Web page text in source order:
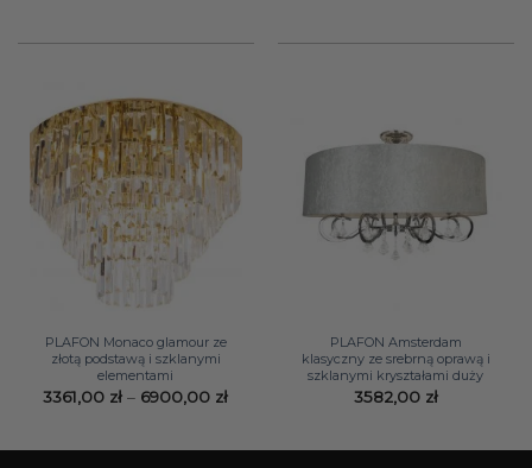
PLAFON Monaco glamour ze
złotą podstawą i szklanymi
elementami
3361,00 zł – 6900,00 złZakres
do
PLAFON Amsterdam
klasyczny ze srebrną oprawą i
szklanymi kryształami duży
3582,00 zł